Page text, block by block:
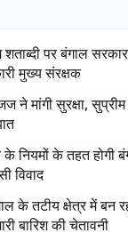
पर बंगाल
मुख्य संरक्षक
ने मांगी सुरक्षा,
नियमों के तहत होगी
विवाद
के तटीय क्षेत्र में बन
बारिश की चेतावनी